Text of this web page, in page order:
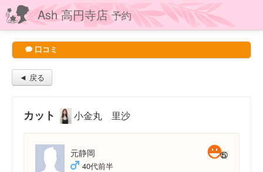
Ash 高円寺店予約
口コミ
◄ 戻る
カット 小金丸 里沙
元静岡
40代前半